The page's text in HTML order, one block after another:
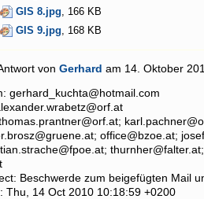
GIS 8.jpg , 166 KB
GIS 9.jpg , 168 KB
von Gerhard am 14. Oktober
gerhard_kuchta@hotmail.com
office@bzoe.at;
Beschwerde zum beigefügten Mail
Thu, 14 Oct 2010 10:18:59 +0200